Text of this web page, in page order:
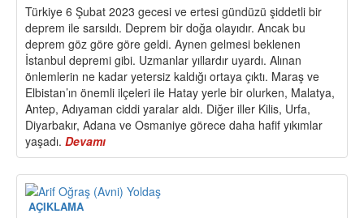
Türkiye 6 Şubat 2023 gecesi ve ertesi gündüzü şiddetli bir
deprem ile sarsıldı. Deprem bir doğa olayıdır. Ancak bu
deprem göz göre göre geldi. Aynen gelmesi beklenen
İstanbul depremi gibi. Uzmanlar yıllardır uyardı. Alınan
önlemlerin ne kadar yetersiz kaldığı ortaya çıktı. Maraş ve
Elbistan’ın önemli ilçeleri ile Hatay yerle bir olurken, Malatya,
Antep, Adıyaman ciddi yaralar aldı. Diğer iller Kilis, Urfa,
Diyarbakır, Adana ve Osmaniye görece daha hafif yıkımlar
yaşadı. Devamı
Tüm
Halklarımızın
Acısını
AÇIKLAMA